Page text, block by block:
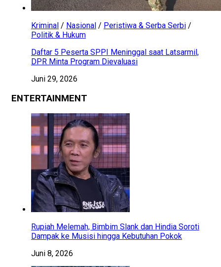
Kriminal / Nasional / Peristiwa & Serba Serbi /
Politik & Hukum
Daftar 5 Peserta SPPI Meninggal saat Latsarmil,
DPR Minta Program Dievaluasi
Juni 29, 2026
ENTERTAINMENT
Rupiah Melemah, Bimbim Slank dan Hindia Soroti
Dampak ke Musisi hingga Kebutuhan Pokok
Juni 8, 2026